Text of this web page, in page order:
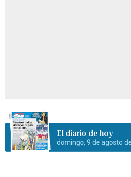
El diario de hoy
domingo, 9 de agosto